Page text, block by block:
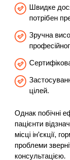
Швидке
потрібен
Зручна
цілей.
Однак побічні
пацієнти
місці ін’єкції,
проблеми
консультацією.